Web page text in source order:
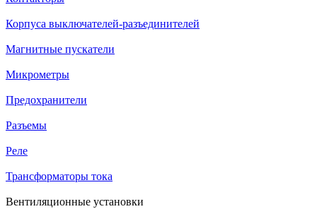
Корпуса выключателей-разъединителей
Магнитные пускатели
Микрометры
Предохранители
Разъемы
Реле
Трансформаторы тока
Вентиляционные установки